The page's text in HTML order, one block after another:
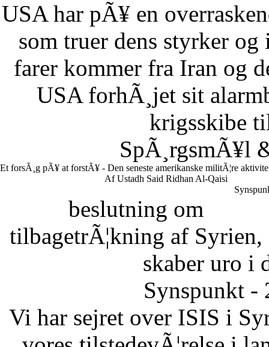
USA har pÃ¥ en
som truer dens styrker og
farer kommer fra Iran og
USA forhÃ¸jet sit
krigsskibe
SpÃ¸rgsmÃ¥l
Et forsÃ¸g pÃ¥ at forstÃ¥ - Den seneste amerikanske militÃ¦re
Af Ustadh Said Ridhan Al-Qaisi
beslutning om
tilbagetrÃ¦kning af Syrien,
skaber uro i
Synspunkt -
Vi har sejret over ISIS i